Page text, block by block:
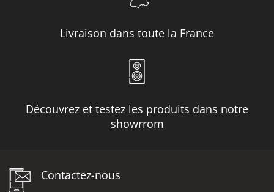
Livraison dans toute la France
Découvrez et testez les produits dans notre
showrrom
Contactez-nous